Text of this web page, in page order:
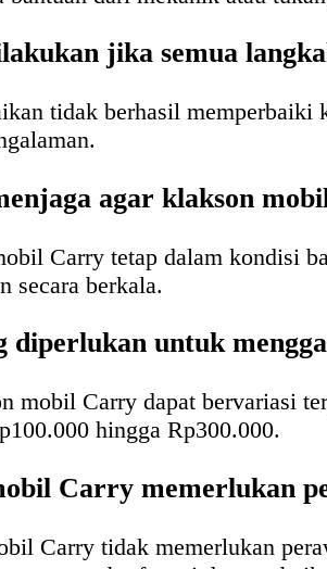
jika semua
tidak berhasil
agar klakson
Carry tetap dalam kondisi
secara berkala.
diperlukan untuk
mobil Carry dapat bervariasi
hingga Rp300.000.
Carry memerlukan
Carry tidak memerlukan